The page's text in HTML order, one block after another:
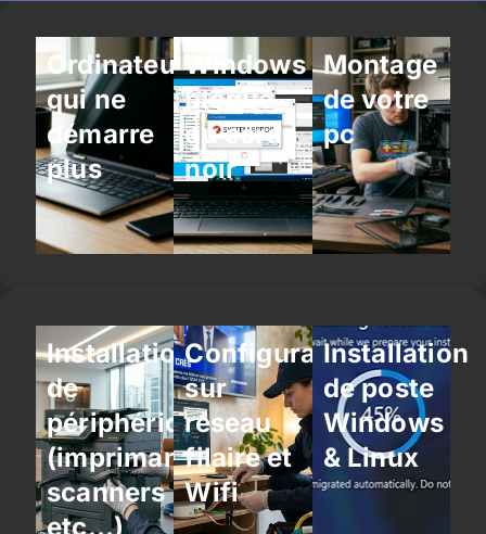
Ordinateur
qui ne
démarre
plus
Windows
bloqué
ou écran
noir
Montage
de votre
pc
Installation
de
périphériques
(imprimantes,
scanners
etc…)
Configuration
sur
réseau
filaire et
Wifi
Installation
de poste
Windows
& Linux